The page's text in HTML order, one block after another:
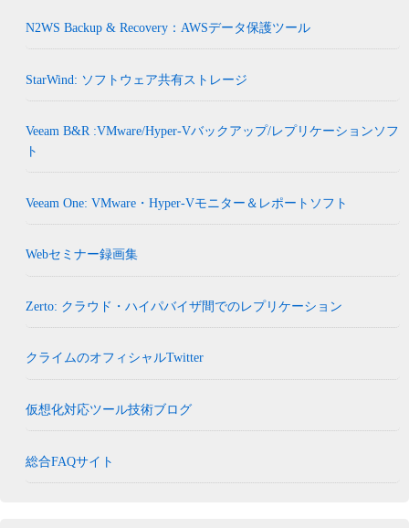
N2WS Backup & Recovery：AWSデータ保護ツール
StarWind: ソフトウェア共有ストレージ
Veeam B&R :VMware/Hyper-Vバックアップ/レプリケーションソフ
ト
Veeam One: VMware・Hyper-Vモニター＆レポートソフト
Webセミナー録画集
Zerto: クラウド・ハイパバイザ間でのレプリケーション
クライムのオフィシャルTwitter
仮想化対応ツール技術ブログ
総合FAQサイト